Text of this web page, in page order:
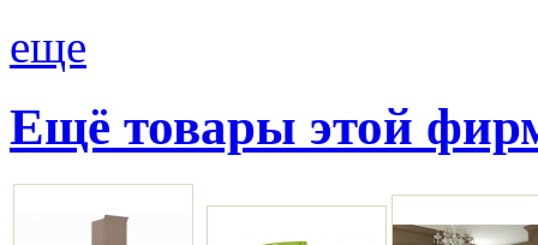
еще
Ещё товары этой